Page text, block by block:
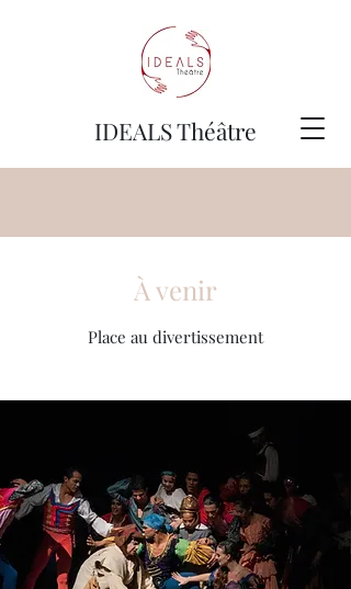
IDEALS Théâtre
À venir
Place au divertissement